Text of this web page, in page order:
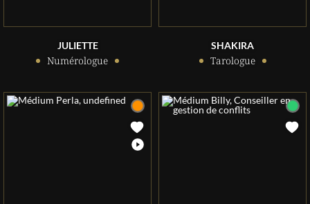
JULIETTE
Numérologue
SHAKIRA
Tarologue